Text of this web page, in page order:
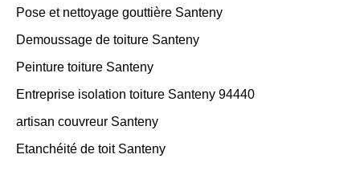
Pose et nettoyage gouttière Santeny
Demoussage de toiture Santeny
Peinture toiture Santeny
Entreprise isolation toiture Santeny 94440
artisan couvreur Santeny
Etanchéité de toit Santeny